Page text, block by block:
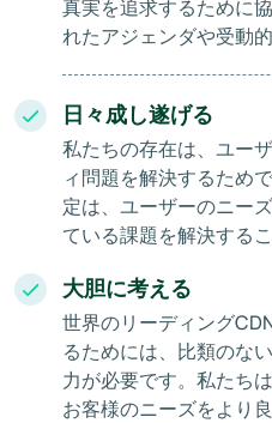
真実を追求するために
れたアジェンダや受動
日々成し遂げる
私たちの存在は、ユー
ィ問題を解決するため
定は、ユーザーのニー
ている課題を解決する
大胆に考える
世界のリーディング
るためには、比類のな
力が必要です。私たち
お客様のニーズをより